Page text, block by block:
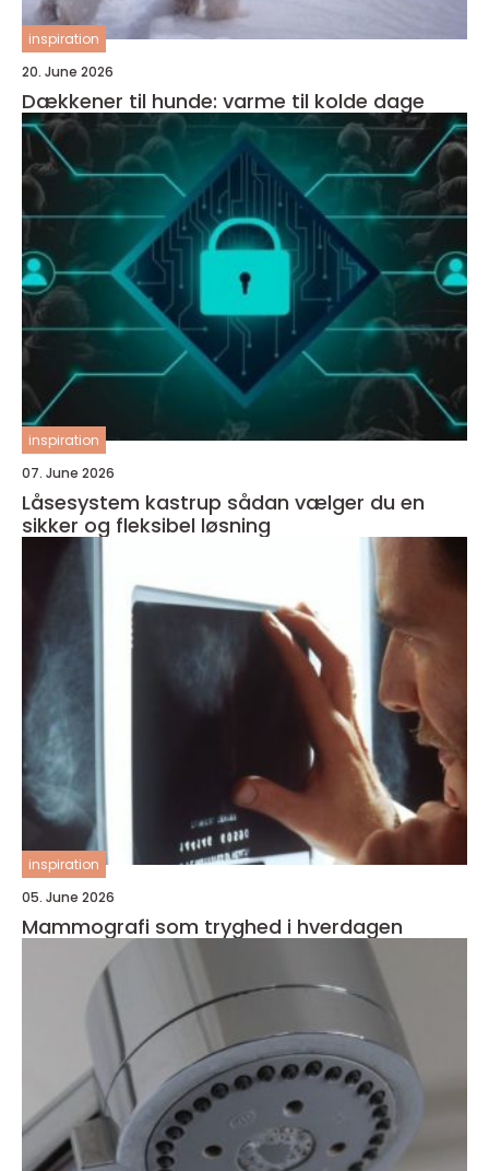
inspiration
20. June 2026
Dækkener til hunde: varme til kolde dage
inspiration
07. June 2026
Låsesystem kastrup sådan vælger du en
sikker og fleksibel løsning
inspiration
05. June 2026
Mammografi som tryghed i hverdagen